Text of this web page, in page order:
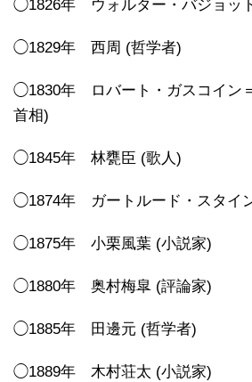
◯1826年 ウォルター・バジョッ
◯1829年 西周 (哲学者)
◯1830年 ロバート・ガスコイン
首相)
◯1845年 林甕臣 (歌人)
◯1874年 ガートルード・スタイ
◯1875年 小栗風葉 (小説家)
◯1880年 奥村梅皐 (評論家)
◯1885年 田邊元 (哲学者)
◯1889年 木村荘太 (小説家)